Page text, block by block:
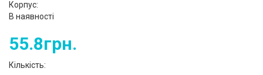
Корпус:
В наявності
55.8грн.
Кількість: